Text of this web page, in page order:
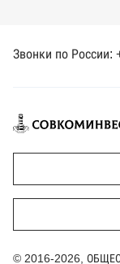
Звонки по
© 2016-2026,